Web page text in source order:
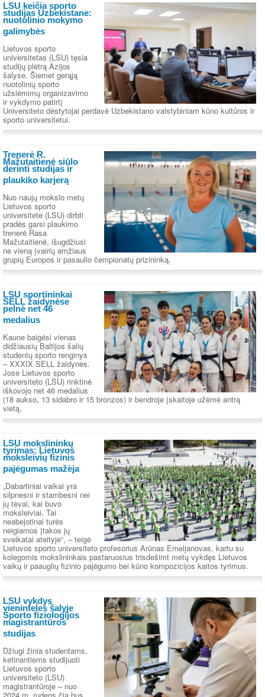
LSU keičia sporto
studijas Uzbekistane:
nuotolinio mokymo
galimybės
Lietuvos sporto
universitetas (LSU) tęsia
studijų plėtrą Azijos
šalyse. Šiemet gerąją
nuotolinių sporto
užsiėmimų organizavimo
ir vykdymo patirtį
Universiteto dėstytojai perdavė Uzbekistano valstybiniam kūno kultūros ir
sporto universitetui.
Trenerė R.
Mažutaitienė siūlo
derinti studijas ir
plaukiko karjerą
Nuo naujų mokslo metų
Lietuvos sporto
universitete (LSU) dirbti
pradės garsi plaukimo
trenerė Rasa
Mažutaitienė, išugdžiusi
ne vieną įvairių amžiaus
grupių Europos ir pasaulio čempionatų prizininką.
LSU sportininkai
SELL žaidynėse
pelnė net 46
medalius
Kaune baigėsi vienas
didžiausių Baltijos šalių
studentų sporto renginys
– XXXIX SELL žaidynės.
Jose Lietuvos sporto
universiteto (LSU) rinktinė
iškovojo net 46 medalius
(18 aukso, 13 sidabro ir 15 bronzos) ir bendroje įskaitoje užėmė antrą
vietą.
LSU mokslininkų
tyrimas: Lietuvos
moksleivių fizinis
pajėgumas mažėja
„Dabartiniai vaikai yra
silpnesni ir stambesni nei
jų tėvai, kai buvo
moksleiviai. Tai
neabejotinai turės
neigiamos įtakos jų
sveikatai ateityje“, – teigė
Lietuvos sporto universiteto profesorius Arūnas Emeljanovas, kartu su
kolegomis mokslininkais pastaruosius trisdešimt metų vykdęs Lietuvos
vaikų ir paauglių fizinio pajėgumo bei kūno kompozicijos kaitos tyrimus.
LSU vykdys
vieninteles šalyje
Sporto fiziologijos
magistrantūros
studijas
Džiugi žinia studentams,
ketinantiems studijuoti
Lietuvos sporto
universiteto (LSU)
magistrantūroje – nuo